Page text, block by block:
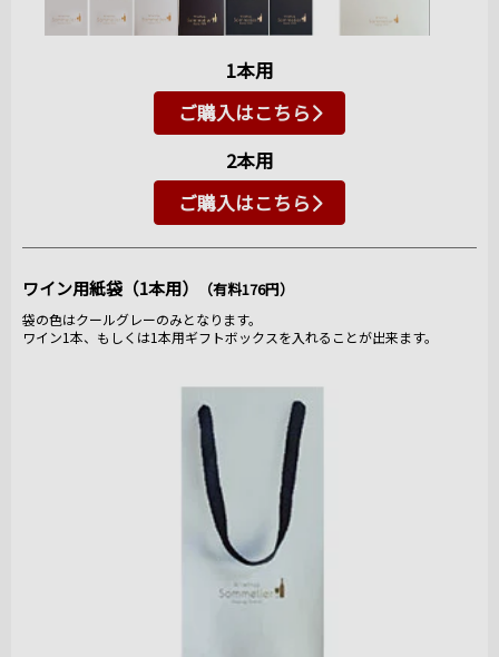
1本用
ご購入はこちら
2本用
ご購入はこちら
ワイン用紙袋（1本用） （有料176円）
袋の色はクールグレーのみとなります。
ワイン1本、もしくは1本用ギフトボックスを入れることが出来ます。